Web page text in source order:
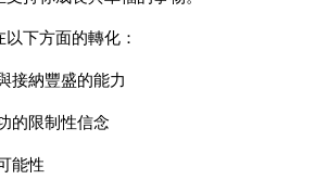
下方面的轉化：
接納豐盛的能力
的限制性信念
能性